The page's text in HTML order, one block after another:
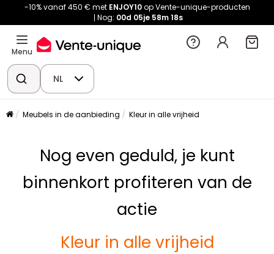
-10% vanaf 450 € met ENJOY10op Vente-unique-producten
Nog: 00d 05je 58m 17s
Menu
NL
Meubels in de aanbieding Kleur in alle vrijheid
Nog even geduld, je kunt
binnenkort profiteren van de
actie
Kleur in alle vrijheid